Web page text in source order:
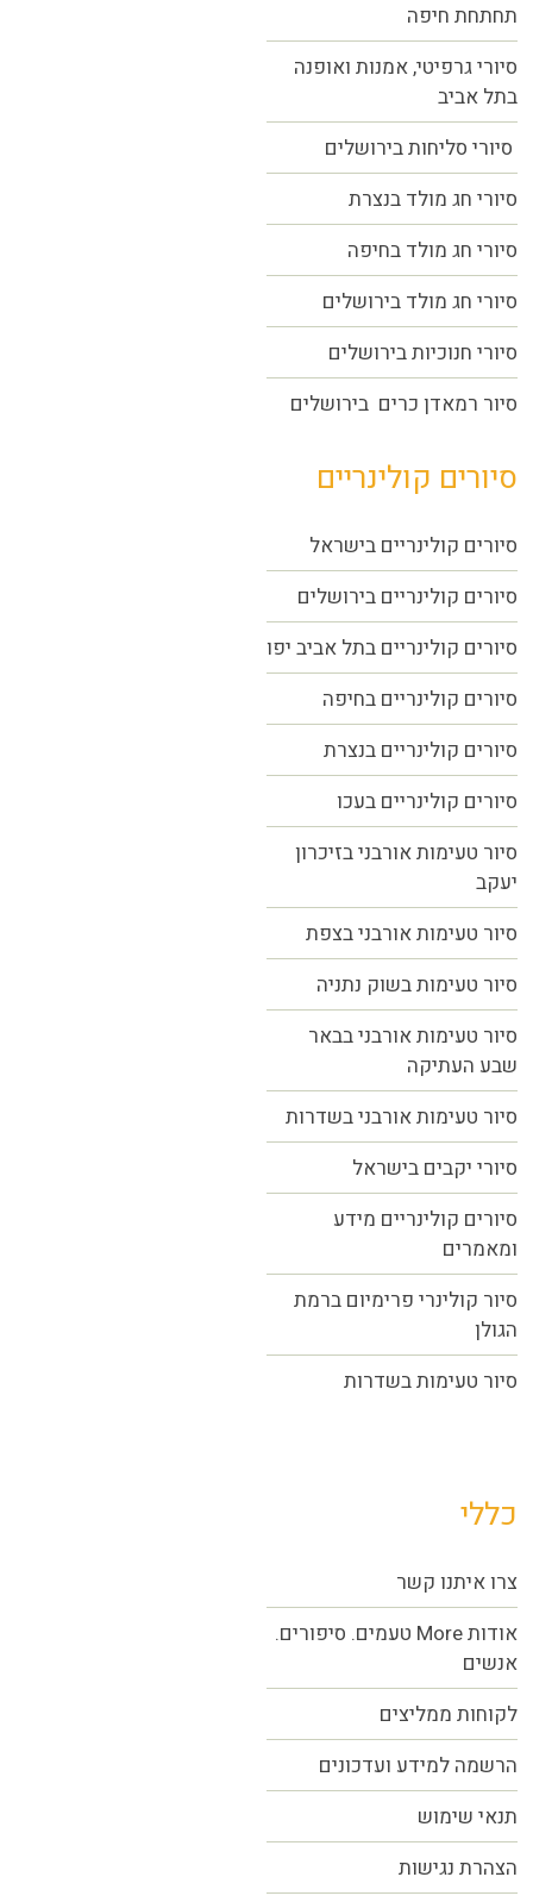
תחתחת חיפה
סיורי גרפיטי, אמנות ואופנה
בתל אביב
סיורי סליחות בירושלים
סיורי חג מולד בנצרת
סיורי חג מולד בחיפה
סיורי חג מולד בירושלים
סיורי חנוכיות בירושלים
סיור רמאדן כרים בירושלים
סיורים קולינריים
סיורים קולינריים בישראל
סיורים קולינריים בירושלים
סיורים קולינריים בתל אביב יפו
סיורים קולינריים בחיפה
סיורים קולינריים בנצרת
סיורים קולינריים בעכו
סיור טעימות אורבני בזיכרון
יעקב
סיור טעימות אורבני בצפת
סיור טעימות בשוק נתניה
סיור טעימות אורבני בבאר
שבע העתיקה
סיור טעימות אורבני בשדרות
סיורי יקבים בישראל
סיורים קולינריים מידע
ומאמרים
סיור קולינרי פרימיום ברמת
הגולן
סיור טעימות בשדרות
כללי
צרו איתנו קשר
אודות More טעמים. סיפורים.
אנשים
לקוחות ממליצים
הרשמה למידע ועדכונים
תנאי שימוש
הצהרת נגישות